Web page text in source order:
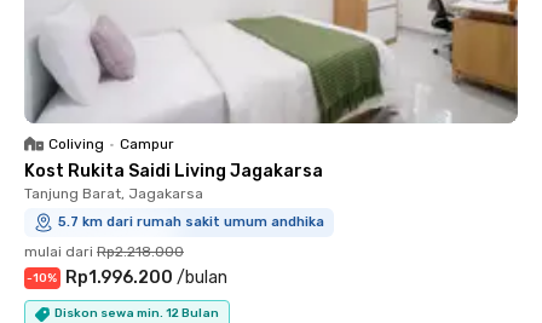
Coliving • Campur
Kost Rukita Saidi Living Jagakarsa
Tanjung Barat, Jagakarsa
5.7 km dari rumah sakit umum andhika
mulai dari Rp2.218.000
-10% Rp1.996.200 /bulan
Diskon sewa min. 12 Bulan